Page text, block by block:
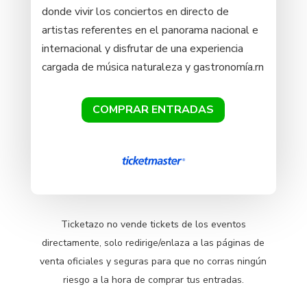
donde vivir los conciertos en directo de
artistas referentes en el panorama nacional e
internacional y disfrutar de una experiencia
cargada de música naturaleza y gastronomía.rn
COMPRAR ENTRADAS
Ticketazo no vende tickets de los eventos
directamente, solo redirige/enlaza a las páginas de
venta oficiales y seguras para que no corras ningún
riesgo a la hora de comprar tus entradas.